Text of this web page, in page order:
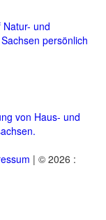
und
persönlich
von Haus- und
| © 2026 :